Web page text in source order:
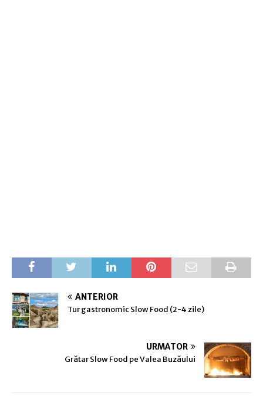
ANTERIOR
Tur gastronomic Slow Food (2-4 zile)
URMĂTOR
Grătar Slow Food pe Valea Buzăului